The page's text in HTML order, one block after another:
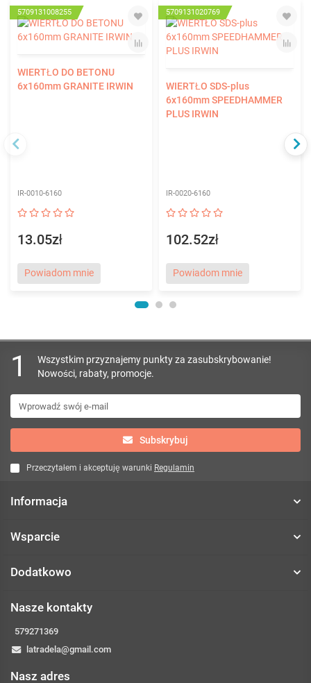
5709131008255
WIERTŁO DO BETONU
6x160mm GRANITE IRWIN
IR-0010-6160
13.05zł
Powiadom mnie
5709131020769
WIERTŁO SDS-plus
6x160mm SPEEDHAMMER
PLUS IRWIN
IR-0020-6160
102.52zł
Powiadom mnie
1
Wszystkim przyznajemy punkty za zasubskrybowanie!
Nowości, rabaty, promocje.
Subskrybuj
Przeczytałem i akceptuję warunki Regulamin
Informacja
Wsparcie
Dodatkowo
Nasze kontakty
579271369
latradela@gmail.com
Nasz adres